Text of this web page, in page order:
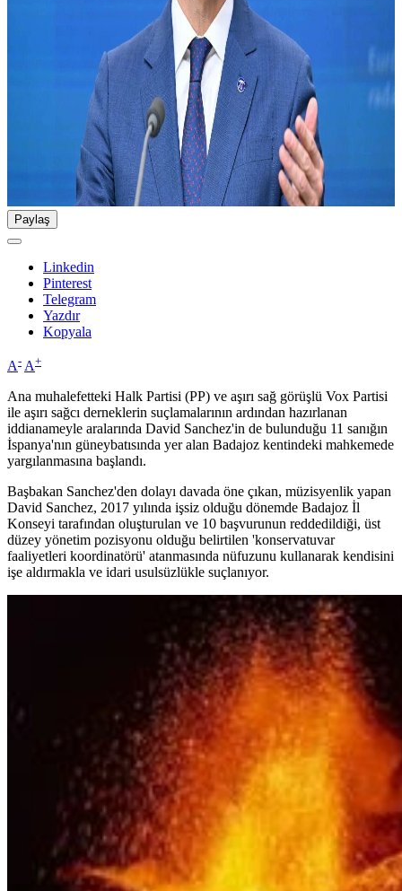
Paylaş
Linkedin
Pinterest
Telegram
Yazdır
Kopyala
A- A+
Ana muhalefetteki Halk Partisi (PP) ve aşırı sağ görüşlü Vox Partisi
ile aşırı sağcı derneklerin suçlamalarının ardından hazırlanan
iddianameyle aralarında David Sanchez'in de bulunduğu 11 sanığın
İspanya'nın güneybatısında yer alan Badajoz kentindeki mahkemede
yargılanmasına başlandı.
Başbakan Sanchez'den dolayı davada öne çıkan, müzisyenlik yapan
David Sanchez, 2017 yılında işsiz olduğu dönemde Badajoz İl
Konseyi tarafından oluşturulan ve 10 başvurunun reddedildiği, üst
düzey yönetim pozisyonu olduğu belirtilen 'konservatuvar
faaliyetleri koordinatörü' atanmasında nüfuzunu kullanarak kendisini
işe aldırmakla ve idari usulsüzlükle suçlanıyor.